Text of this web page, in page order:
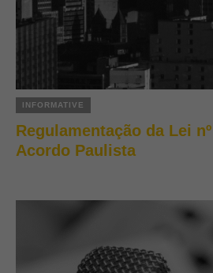
INFORMATIVE
Regulamentação da Lei
Acordo Paulista